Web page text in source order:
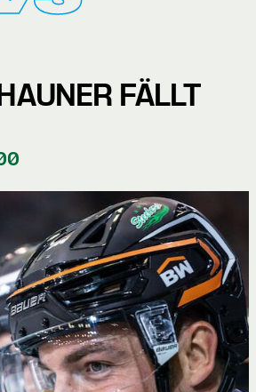
FÄLLT